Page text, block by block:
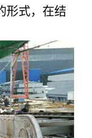
形式，在结